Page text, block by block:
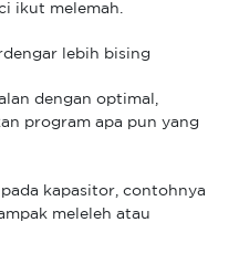
ikut melemah.
lebih bising
dengan optimal,
program apa pun yang
kapasitor, contohnya
meleleh atau